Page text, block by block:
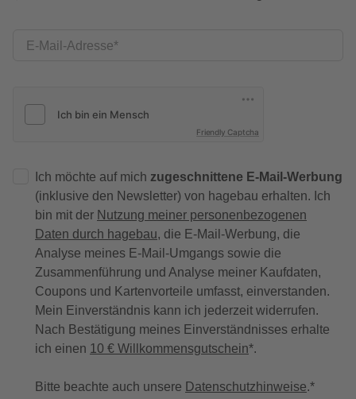
E-Mail-Adresse
Friendly Captcha
Ich möchte auf mich zugeschnittene E-Mail-Werbung
(inklusive den Newsletter) von hagebau erhalten. Ich
bin mit der Nutzung meiner personenbezogenen
Daten durch hagebau, die E-Mail-Werbung, die
Analyse meines E-Mail-Umgangs sowie die
Zusammenführung und Analyse meiner Kaufdaten,
Coupons und Kartenvorteile umfasst, einverstanden.
Mein Einverständnis kann ich jederzeit widerrufen.
Nach Bestätigung meines Einverständnisses erhalte
ich einen 10 € Willkommensgutschein*.
Bitte beachte auch unsere Datenschutzhinweise.